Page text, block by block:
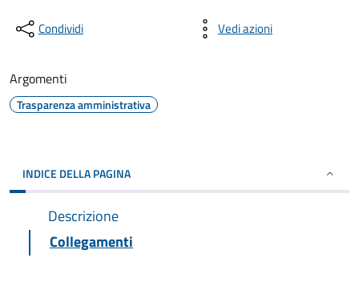
Condividi Vedi azioni
Argomenti
Trasparenza amministrativa
INDICE DELLA PAGINA
Descrizione
Collegamenti